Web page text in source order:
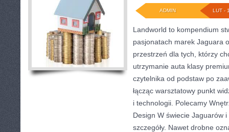
LUT -
ADMIN
Landworld to kompendium
pasjonatach marek Jaguara
przestrzeń dla tych, którzy
utrzymanie auta klasy
czytelnika od podstaw po
łącząc warsztatowy punkt
i technologii. Polecamy
Design W świecie Jaguarów
szczegóły. Nawet drobne